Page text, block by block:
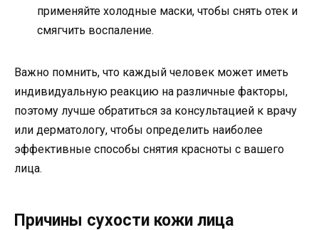
применяйте холодные маски, чтобы снять отек и
смягчить воспаление.
Важно помнить, что каждый человек может иметь
индивидуальную реакцию на различные факторы,
поэтому лучше обратиться за консультацией к врачу
или дерматологу, чтобы определить наиболее
эффективные способы снятия красноты с вашего
лица.
Причины сухости кожи лица